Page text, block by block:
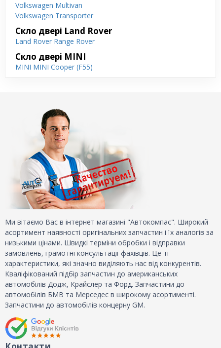
Volkswagen Multivan
Volkswagen Transporter
Скло двері Land Rover
Land Rover Range Rover
Скло двері MINI
MINI MINI Cooper (F55)
Ми вітаємо Вас в інтернет магазині "Автокомпас". Широкий
асортимент наявності оригінальних запчастин і їх аналогів за
низькими цінами. Швидкі терміни обробки і відправки
замовлень, грамотні консультації фахівців. Це ті
характеристики, які значно виділяють нас від конкурентів.
Кваліфікований підбір запчастин до американських
автомобілів Додж, Крайслер та Форд. Запчастини до
автомобілів БМВ та Мерседес в широкому асортименті.
Запчастини до автомобілів концерну GM.